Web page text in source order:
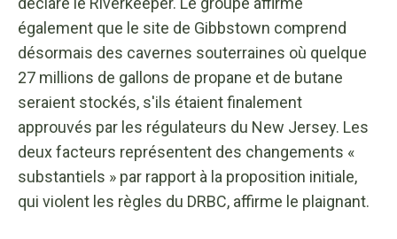
également que le site de Gibbstown comprend
désormais des cavernes souterraines où quelque
27 millions de gallons de propane et de butane
seraient stockés, s'ils étaient finalement
approuvés par les régulateurs du New Jersey. Les
deux facteurs représentent des changements «
substantiels » par rapport à la proposition initiale,
qui violent les règles du DRBC, affirme le plaignant.